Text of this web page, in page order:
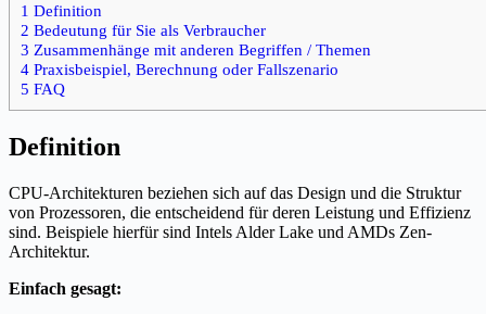
1 Definition
2 Bedeutung für Sie als Verbraucher
3 Zusammenhänge mit anderen Begriffen / Themen
4 Praxisbeispiel, Berechnung oder Fallszenario
5 FAQ
Definition
CPU-Architekturen beziehen sich auf das Design und die Struktur
von Prozessoren, die entscheidend für deren Leistung und Effizienz
sind. Beispiele hierfür sind Intels Alder Lake und AMDs Zen-
Architektur.
Einfach gesagt: